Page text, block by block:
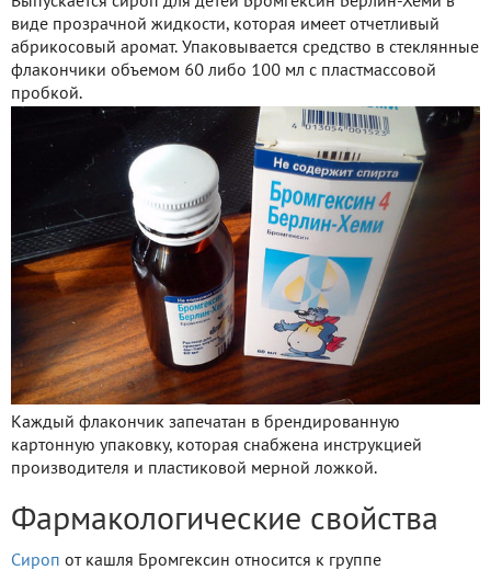
виде прозрачной жидкости, которая имеет отчетливый
абрикосовый аромат. Упаковывается средство в стеклянные
флакончики объемом 60 либо 100 мл с пластмассовой
пробкой.
Каждый флакончик запечатан в брендированную
картонную упаковку, которая снабжена инструкцией
производителя и пластиковой мерной ложкой.
Фармакологические свойства
Сироп от кашля Бромгексин относится к группе